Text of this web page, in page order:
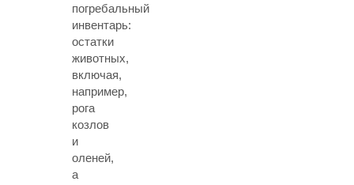
погребальный
инвентарь:
остатки
животных,
включая,
например,
рога
козлов
и
оленей,
а